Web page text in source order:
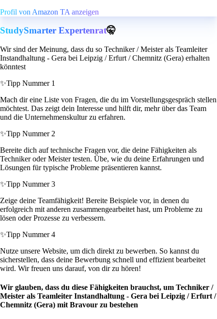
Profil von Amazon TA anzeigen
StudySmarter Expertenrat🤫
Wir sind der Meinung, dass du so Techniker / Meister als Teamleiter
Instandhaltung - Gera bei Leipzig / Erfurt / Chemnitz (Gera) erhalten
könntest
✨Tipp Nummer 1
Mach dir eine Liste von Fragen, die du im Vorstellungsgespräch stellen
möchtest. Das zeigt dein Interesse und hilft dir, mehr über das Team
und die Unternehmenskultur zu erfahren.
✨Tipp Nummer 2
Bereite dich auf technische Fragen vor, die deine Fähigkeiten als
Techniker oder Meister testen. Übe, wie du deine Erfahrungen und
Lösungen für typische Probleme präsentieren kannst.
✨Tipp Nummer 3
Zeige deine Teamfähigkeit! Bereite Beispiele vor, in denen du
erfolgreich mit anderen zusammengearbeitet hast, um Probleme zu
lösen oder Prozesse zu verbessern.
✨Tipp Nummer 4
Nutze unsere Website, um dich direkt zu bewerben. So kannst du
sicherstellen, dass deine Bewerbung schnell und effizient bearbeitet
wird. Wir freuen uns darauf, von dir zu hören!
Wir glauben, dass du diese Fähigkeiten brauchst, um Techniker /
Meister als Teamleiter Instandhaltung - Gera bei Leipzig / Erfurt /
Chemnitz (Gera) mit Bravour zu bestehen